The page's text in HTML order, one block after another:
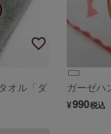
オル「ダ
ガーゼハ
¥990税込